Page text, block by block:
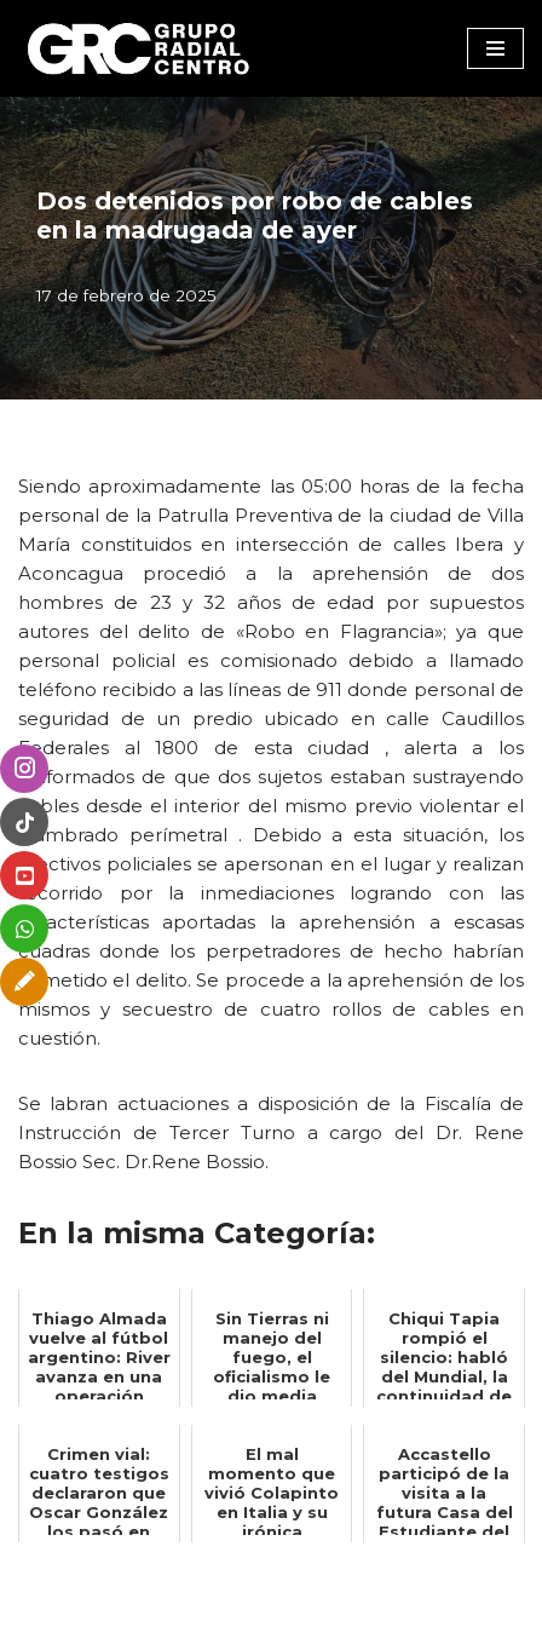
Saltar
al
contenido
Dos detenidos por robo de cables
en la madrugada de ayer
17 de febrero de 2025
Siendo aproximadamente las 05:00 horas de la fecha
personal de la Patrulla Preventiva de la ciudad de Villa
María constituidos en intersección de calles Ibera y
Aconcagua procedió a la aprehensión de dos
hombres de 23 y 32 años de edad por supuestos
autores del delito de «Robo en Flagrancia»; ya que
personal policial es comisionado debido a llamado
teléfono recibido a las líneas de 911 donde personal de
seguridad de un predio ubicado en calle Caudillos
Federales al 1800 de esta ciudad , alerta a los
uniformados de que dos sujetos estaban sustrayendo
cables desde el interior del mismo previo violentar el
alambrado perímetral . Debido a esta situación, los
efectivos policiales se apersonan en el lugar y realizan
recorrido por la inmediaciones logrando con las
características aportadas la aprehensión a escasas
cuadras donde los perpetradores de hecho habrían
cometido el delito. Se procede a la aprehensión de los
mismos y secuestro de cuatro rollos de cables en
cuestión.
Se labran actuaciones a disposición de la Fiscalía de
Instrucción de Tercer Turno a cargo del Dr. Rene
Bossio Sec. Dr.Rene Bossio.
En la misma Categoría:
Thiago Almada
vuelve al fútbol
argentino: River
avanza en una
operación
Sin Tierras ni
manejo del
fuego, el
oficialismo le
dio media
Chiqui Tapia
rompió el
silencio: habló
del Mundial, la
continuidad de
Crimen vial:
cuatro testigos
declararon que
Oscar González
los pasó en
El mal
momento que
vivió Colapinto
en Italia y su
irónica
Accastello
participó de la
visita a la
futura Casa del
Estudiante del